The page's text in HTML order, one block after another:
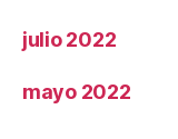
julio 2022
mayo 2022